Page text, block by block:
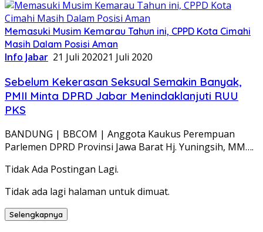
Memasuki Musim Kemarau Tahun ini, CPPD Kota Cimahi
Masih Dalam Posisi Aman
Info Jabar 21 Juli 202021 Juli 2020
Sebelum Kekerasan Seksual Semakin Banyak,
PMII Minta DPRD Jabar Menindaklanjuti RUU
PKS
BANDUNG | BBCOM | Anggota Kaukus Perempuan
Parlemen DPRD Provinsi Jawa Barat Hj. Yuningsih, MM….
Tidak Ada Postingan Lagi.
Tidak ada lagi halaman untuk dimuat.
Selengkapnya